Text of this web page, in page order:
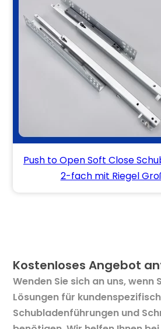
Push to Open Soft Close
2-fach mit Riegel
Kostenloses Angebot
Wenden Sie sich an uns, wenn
Lösungen für
Schubladenführungen und